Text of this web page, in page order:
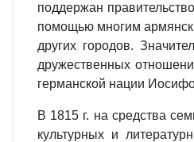
поддержан
помощью многим
других городов.
дружественных
германской нации
В 1815 г. на средства
культурных и